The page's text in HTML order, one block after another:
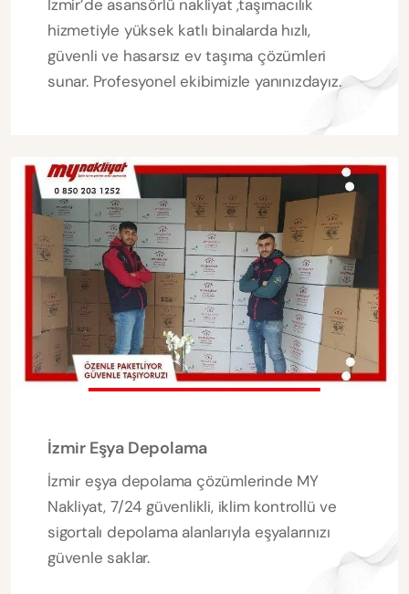
İzmir’de asansörlü nakliyat ,taşımacılık
hizmetiyle yüksek katlı binalarda hızlı,
güvenli ve hasarsız ev taşıma çözümleri
sunar. Profesyonel ekibimizle yanınızdayız.
İzmir Eşya Depolama
İzmir eşya depolama çözümlerinde MY
Nakliyat, 7/24 güvenlikli, iklim kontrollü ve
sigortalı depolama alanlarıyla eşyalarınızı
güvenle saklar.